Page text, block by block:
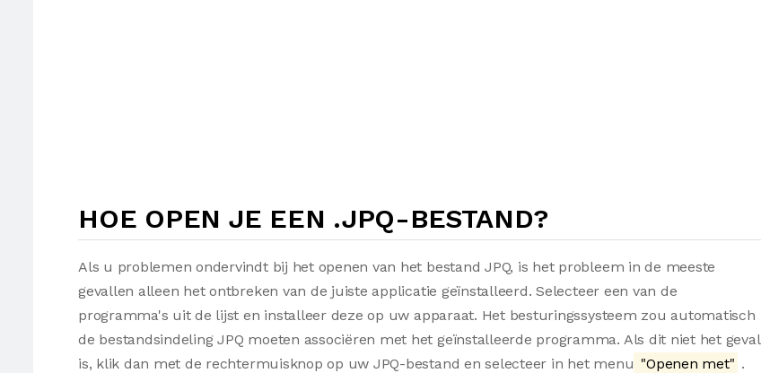
HOE OPEN JE EEN .JPQ-BESTAND?
Als u problemen ondervindt bij het openen van het bestand JPQ, is het probleem in de meeste
gevallen alleen het ontbreken van de juiste applicatie geïnstalleerd. Selecteer een van de
programma's uit de lijst en installeer deze op uw apparaat. Het besturingssysteem zou automatisch
de bestandsindeling JPQ moeten associëren met het geïnstalleerde programma. Als dit niet het geval
is, klik dan met de rechtermuisknop op uw JPQ-bestand en selecteer in het menu "Openen met" .